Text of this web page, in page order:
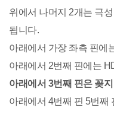
위에서 나머지 2개는 극
됩니다.
아래에서 가장 좌측 핀에
아래에서 2번째 핀에는
아래에서 3번째 핀은 꽂
아래에서 4번째 핀 5번째